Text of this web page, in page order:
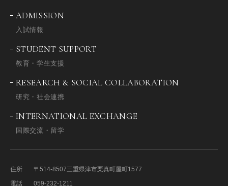
ADMISSION
入試情報
STUDENT SUPPORT
教育・学生支援
RESEARCH & SOCIAL COLLABORATION
研究・社会連携
INTERNATIONAL EXCHANGE
国際交流・留学
住所 〒514-8507三重県津市栗真町屋町1577
電話
059-232-1211